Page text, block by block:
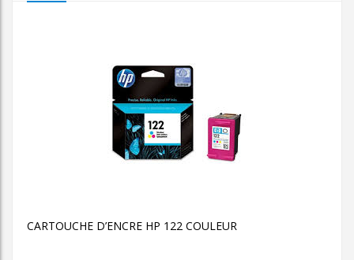
AJOUTER AU PANIER
CARTOUCHE D’ENCRE
HP 122 COULEUR
CARTOUCHE D’ENCRE HP 122 COULEUR